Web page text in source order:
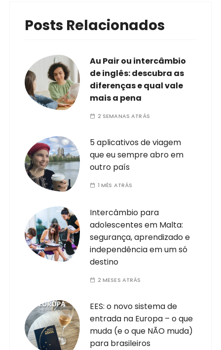
Posts Relacionados
Au Pair ou intercâmbio
de inglês: descubra as
diferenças e qual vale
mais a pena
2 SEMANAS ATRÁS
5 aplicativos de viagem
que eu sempre abro em
outro país
1 MÊS ATRÁS
Intercâmbio para
adolescentes em Malta:
segurança, aprendizado e
independência em um só
destino
2 MESES ATRÁS
EES: o novo sistema de
entrada na Europa – o que
muda (e o que NÃO muda)
para brasileiros